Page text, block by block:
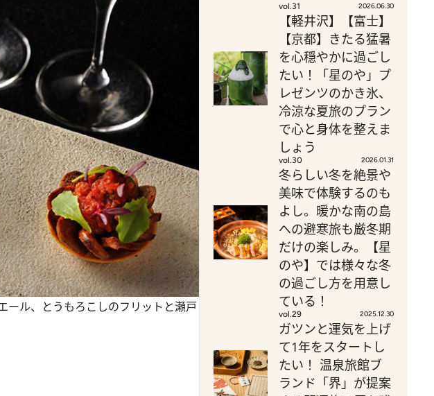
ール、とうもろこしのフリットと瀬戸
vol.31 2026.06.30
【軽井沢】【富士】
【京都】きたる猛暑
を心穏やかに過ごし
たい！「星のや」プ
レゼンツのかき氷、
冷涼な夏旅のプラン
で心と身体を整えま
しょう
vol.30 2026.01.31
冬らしい冬を絶景や
美味で体験するのも
よし。暖かな南の島
への避寒旅も厳冬期
だけの楽しみ。【星
のや】では様々な冬
の過ごし方を用意し
ている！
vol.29 2025.12.30
ガツンと運気を上げ
て1年をスタートし
たい！ 温泉旅館ブ
ランド「界」が提案